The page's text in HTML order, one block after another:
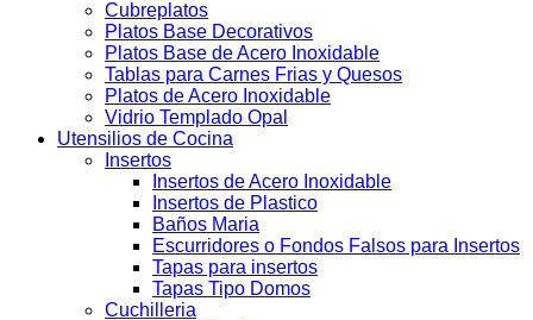
Cubreplatos
Platos Base Decorativos
Platos Base de Acero Inoxidable
Tablas para Carnes Frias y Quesos
Platos de Acero Inoxidable
Vidrio Templado Opal
Utensilios de Cocina
Insertos
Insertos de Acero Inoxidable
Insertos de Plastico
Baños Maria
Escurridores o Fondos Falsos para Insertos
Tapas para insertos
Tapas Tipo Domos
Cuchilleria